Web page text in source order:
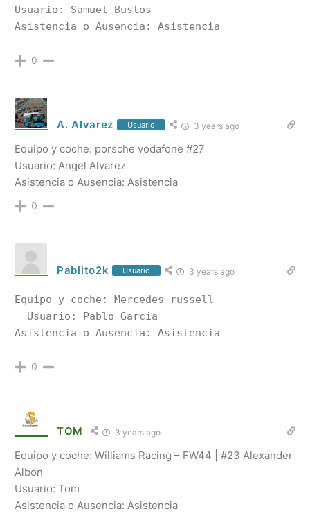
Usuario: Samuel Bustos
0
A. Alvarez Usuario 3 years ago
Equipo y coche: porsche vodafone #27
Usuario: Angel Alvarez
Asistencia o Ausencia: Asistencia
0
Pablito2k Usuario 3 years ago
Equipo y coche: Mercedes russell
0
TOM 3 years ago
Equipo y coche: Williams Racing – FW44 | #23 Alexander
Albon
Usuario: Tom
Asistencia o Ausencia: Asistencia